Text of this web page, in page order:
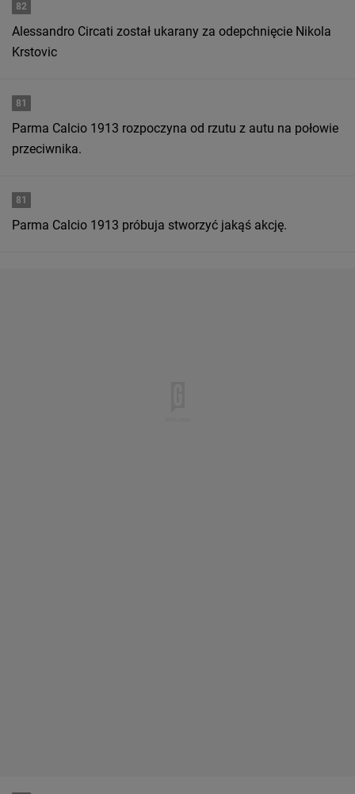
82
Alessandro Circati został ukarany za odepchnięcie Nikola
Krstovic
81
Parma Calcio 1913 rozpoczyna od rzutu z autu na połowie
przeciwnika.
81
Parma Calcio 1913 próbuja stworzyć jakąś akcję.